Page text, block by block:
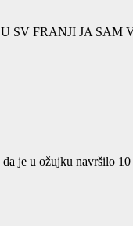
SV FRANJI JA
je u ožujku navršilo